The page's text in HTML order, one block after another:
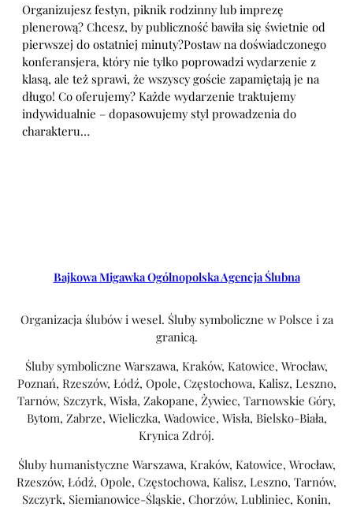
Organizujesz festyn, piknik rodzinny lub imprezę
plenerową? Chcesz, by publiczność bawiła się świetnie od
pierwszej do ostatniej minuty?Postaw na doświadczonego
konferansjera, który nie tylko poprowadzi wydarzenie z
klasą, ale też sprawi, że wszyscy goście zapamiętają je na
długo! Co oferujemy? Każde wydarzenie traktujemy
indywidualnie – dopasowujemy styl prowadzenia do
charakteru…
Bajkowa Migawka Ogólnopolska Agencja Ślubna
Organizacja ślubów i wesel. Śluby symboliczne w Polsce i za
granicą.
Śluby symboliczne Warszawa, Kraków, Katowice, Wrocław,
Poznań, Rzeszów, Łódź, Opole, Częstochowa, Kalisz, Leszno,
Tarnów, Szczyrk, Wisła, Zakopane, Żywiec, Tarnowskie Góry,
Bytom, Zabrze, Wieliczka, Wadowice, Wisła, Bielsko-Biała,
Krynica Zdrój.
Śluby humanistyczne Warszawa, Kraków, Katowice, Wrocław,
Rzeszów, Łódź, Opole, Częstochowa, Kalisz, Leszno, Tarnów,
Szczyrk, Siemianowice-Śląskie, Chorzów, Lubliniec, Konin,